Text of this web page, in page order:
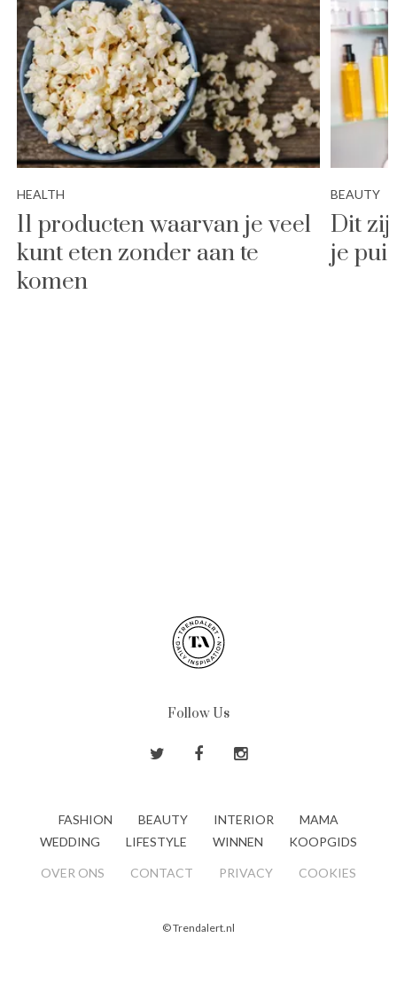
HEALTH
11 producten waarvan je veel
kunt eten zonder aan te
komen
BEAUTY
Dit
je
Follow Us
FASHION BEAUTY INTERIOR
MAMA
WEDDING
LIFESTYLE WINNEN KOOPGIDS
OVER ONS CONTACT PRIVACY COOKIES
© Trendalert.nl